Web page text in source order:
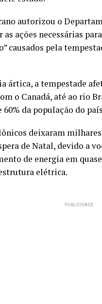
autorizou o
as ações necessárias
causados pela
ártica, a tempestade
o Canadá, até ao rio
da população do
deixaram milhares
de Natal, devido a
de energia em
elétrica.